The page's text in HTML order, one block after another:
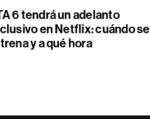
6 tendrá un adelanto
en Netflix: cuándo se
y a qué hora